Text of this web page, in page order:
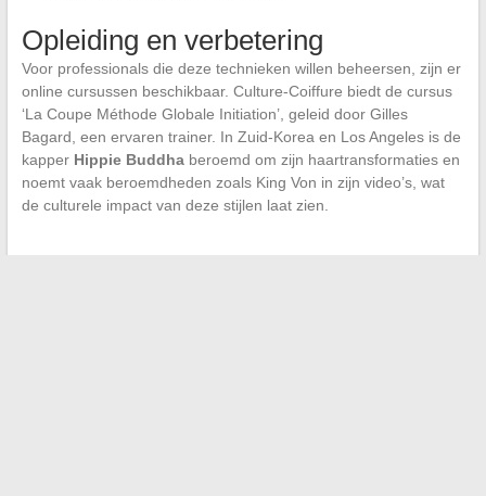
Opleiding en verbetering
Voor professionals die deze technieken willen beheersen, zijn er
online cursussen beschikbaar. Culture-Coiffure biedt de cursus
‘La Coupe Méthode Globale Initiation’, geleid door Gilles
Bagard, een ervaren trainer. In Zuid-Korea en Los Angeles is de
kapper Hippie Buddhaberoemd om zijn haartransformaties en
noemt vaak beroemdheden zoals King Von in zijn video’s, wat
de culturele impact van deze stijlen laat zien.